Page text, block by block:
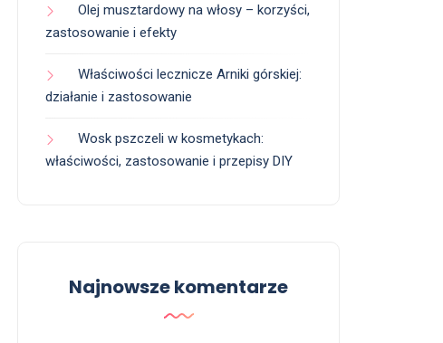
Olej musztardowy na włosy – korzyści,
zastosowanie i efekty
Właściwości lecznicze Arniki górskiej:
działanie i zastosowanie
Wosk pszczeli w kosmetykach:
właściwości, zastosowanie i przepisy DIY
Najnowsze komentarze